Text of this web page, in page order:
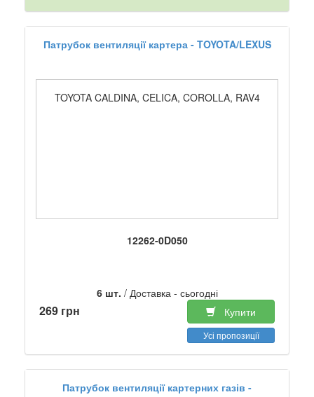
Патрубок вентиляції картера - TOYOTA/LEXUS
TOYOTA CALDINA, CELICA, COROLLA, RAV4
12262-0D050
6 шт. / Доставка - сьогодні
269 грн Купити
Усі пропозиції
Патрубок вентиляції картерних газів -